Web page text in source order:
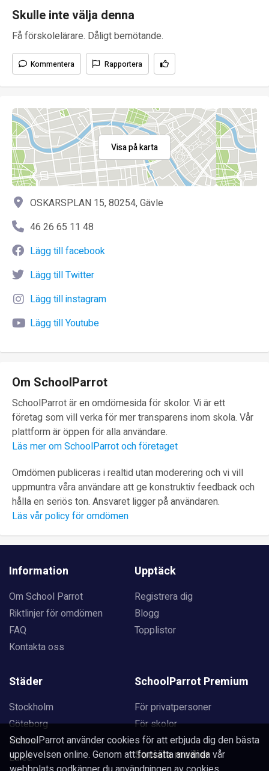
Skulle inte välja denna
Få förskolelärare. Dåligt bemötande.
Kommentera Rapportera
Visa på karta
OSKARSPLAN 15, 80254, Gävle
46 26 65 11 48
Lägg till facebook
Lägg till Twitter
Lägg till instagram
Lägg till Youtube
Om SchoolParrot
SchoolParrot är en omdömesida för skolor. Vi är ett
företag som vill verka för mer transparens inom skola. Vår
plattform är öppen för alla användare.
Läs mer om SchoolParrot och företaget
Omdömen publiceras i realtid utan moderering och vi vill
uppmuntra våra användare att ge konstruktiv feedback och
hålla en seriös ton. Ansvaret ligger på användaren.
Läs vår policy för omdömen
Information
Om School Parrot
Riktlinjer för omdömen
FAQ
Kontakta oss
Upptäck
Registrera dig
Blogg
Topplistor
Städer
Stockholm
Göteborg
Malmö
Luleå
SchoolParrot Premium
För privatpersoner
För skolor
Sociala medier
SchoolParrot använder cookies för att erbjuda dig den bästa
upplevelsen online. Genom att fortsätta använda vår